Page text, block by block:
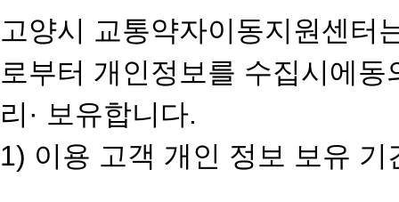
고양시 교통약자이동지원센터
로부터 개인정보를 수집시에
리· 보유합니다.
1) 이용 고객 개인 정보 보유